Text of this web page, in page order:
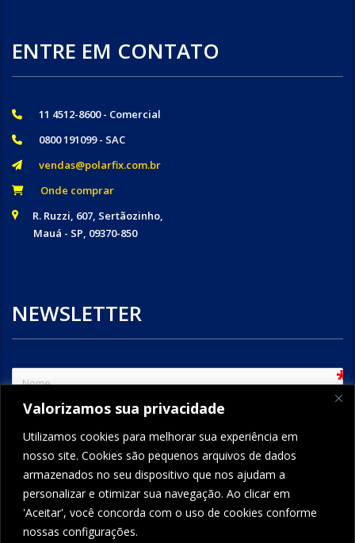
Valorizamos sua privacidade
Utilizamos cookies para melhorar sua experiência em
nosso site. Cookies são pequenos arquivos de dados
armazenados no seu dispositivo que nos ajudam a
personalizar e otimizar sua navegação. Ao clicar em
'Aceitar', você concorda com o uso de cookies conforme
nossas configurações.
ENTRE EM CONTATO
11 4512-8600 - Comercial
0800 191099 - SAC
vendas@polarfix.com.br
Onde comprar
R. Ruzzi, 607, Sertãozinho,
Mauá - SP, 09370-850
NEWSLETTER
FORMCRAFT - WORDPRESS FORM BUILDER